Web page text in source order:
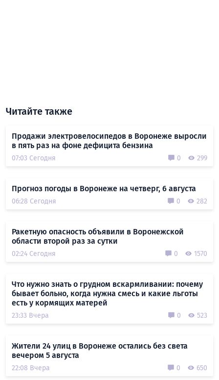
Читайте также
Продажи электровелосипедов в Воронеже выросли
в пять раз на фоне дефицита бензина
07:03 Сегодня 0 299
Прогноз погоды в Воронеже на четверг, 6 августа
06:28 Сегодня 0 282
Ракетную опасность объявили в Воронежской
области второй раз за сутки
02:24 Сегодня 0 1570
Что нужно знать о грудном вскармливании: почему
бывает больно, когда нужна смесь и какие льготы
есть у кормящих матерей
23:33 Вчера 0 523
Жители 24 улиц в Воронеже остались без света
вечером 5 августа
22:08 Вчера 0 650